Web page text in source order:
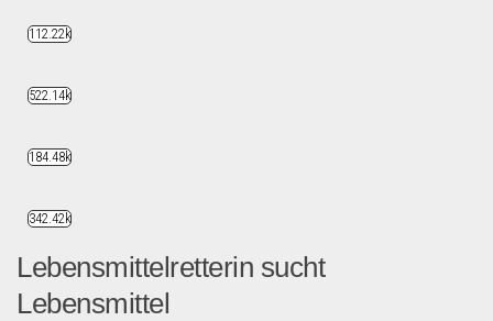
Lebensmittelretterin sucht
Lebensmittel
112.22k
522.14k
184.48k
342.42k